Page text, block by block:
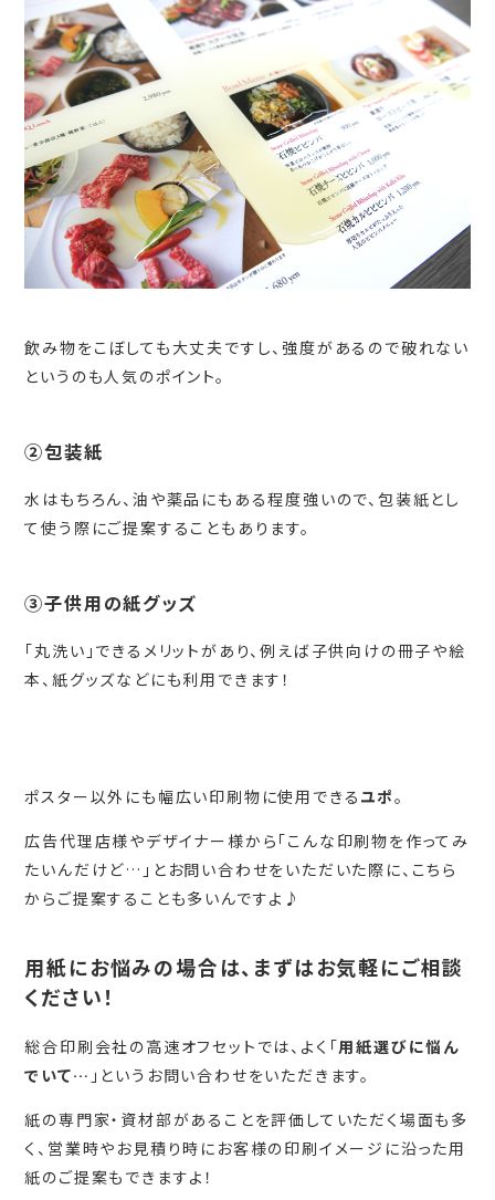
飲み物をこぼしても大丈夫ですし、強度があるので破れない
というのも人気のポイント。
②包装紙
水はもちろん、油や薬品にもある程度強いので、包装紙とし
て使う際にご提案することもあります。
③子供用の紙グッズ
「丸洗い」できるメリットがあり、例えば子供向けの冊子や絵
本、紙グッズなどにも利用できます！
ポスター以外にも幅広い印刷物に使用できる ユポ。
広告代理店様やデザイナー様から「こんな印刷物を作ってみ
たいんだけど…」とお問い合わせをいただいた際に、こちら
からご提案することも多いんですよ♪
用紙にお悩みの場合は、まずはお気軽にご相談
ください！
総合印刷会社の高速オフセットでは、よく「用紙選びに悩ん
でいて… 」というお問い合わせをいただきます。
紙の専門家・資材部があることを評価していただく場面も多
く、営業時やお見積り時にお客様の印刷イメージに沿った用
紙のご提案もできますよ！